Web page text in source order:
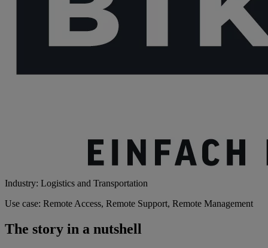
Industry: Logistics and Transportation
Use case: Remote Access, Remote Support, Remote Management
The story in a nutshell